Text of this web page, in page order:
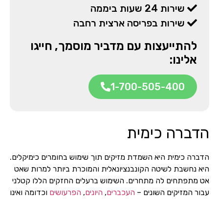
שירות 24 שעות ביממה
שירות בפריסה ארצית רחבה
להתייעצות עם מדביר מוסמך, חייגו
אלינו:
1-700-505-400
הדברה כימית
הדברה כימית היא השמדת מזיקים תוך שימוש בחומרים כימיקלים.
היא נחשבת לשיטה הקונבנציונאלית והמוכרת ביותר למרות שאט
אט מתפתחים לה מתחרים. השימוש ברעלים החזקים הללו קטלני
עבור המזיקים השונים – העכברים, היונים, הפרעושים וכדומה ואינו